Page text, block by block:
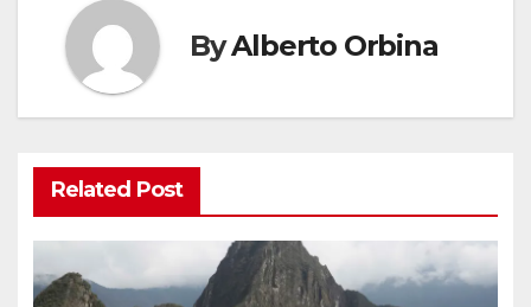
ByAlberto Orbina
Related Post